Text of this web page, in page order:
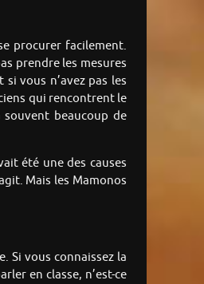
procurer facilement.
prendre les mesures
vous n’avez pas les
qui rencontrent le
souvent beaucoup de
été une des causes
Mais les Mamonos
Si vous connaissez la
en classe, n’est-ce